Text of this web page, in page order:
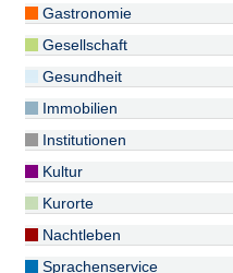
Gastronomie
Gesellschaft
Gesundheit
Immobilien
Institutionen
Kultur
Kurorte
Nachtleben
Sprachenservice